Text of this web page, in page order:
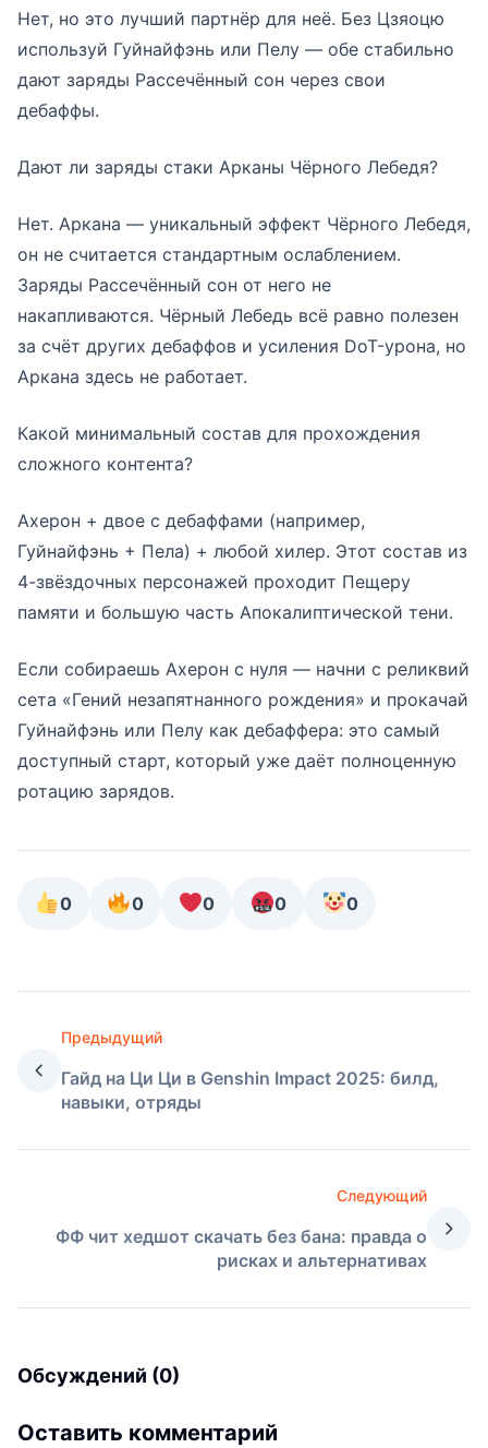
Нет, но это лучший партнёр для неё. Без Цзяоцю
используй Гуйнайфэнь или Пелу — обе стабильно
дают заряды Рассечённый сон через свои
дебаффы.
Дают ли заряды стаки Арканы Чёрного Лебедя?
Нет. Аркана — уникальный эффект Чёрного Лебедя,
он не считается стандартным ослаблением.
Заряды Рассечённый сон от него не
накапливаются. Чёрный Лебедь всё равно полезен
за счёт других дебаффов и усиления DoT-урона, но
Аркана здесь не работает.
Какой минимальный состав для прохождения
сложного контента?
Ахерон + двое с дебаффами (например,
Гуйнайфэнь + Пела) + любой хилер. Этот состав из
4-звёздочных персонажей проходит Пещеру
памяти и большую часть Апокалиптической тени.
Если собираешь Ахерон с нуля — начни с реликвий
сета «Гений незапятнанного рождения» и прокачай
Гуйнайфэнь или Пелу как дебаффера: это самый
доступный старт, который уже даёт полноценную
ротацию зарядов.
0 0 0 0 0
Предыдущий
Гайд на Ци Ци в Genshin Impact 2025: билд,
навыки, отряды
Следующий
ФФ чит хедшот скачать без бана: правда о
рисках и альтернативах
Обсуждений (0)
Оставить комментарий